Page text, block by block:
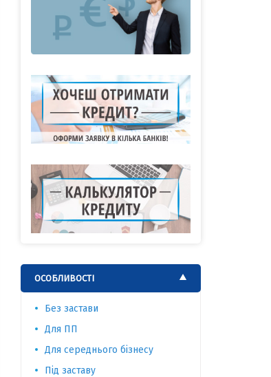
ОСОБЛИВОСТІ
Без застави
Для ПП
Для середнього бізнесу
Під заставу